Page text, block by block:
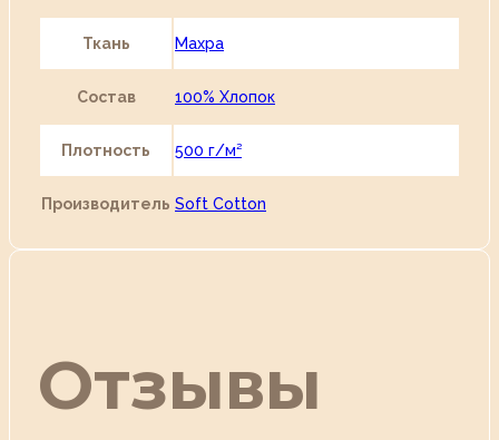
Ткань Махра
Состав 100% Хлопок
Плотность 500 г/м²
Производитель Soft Cotton
Отзывы